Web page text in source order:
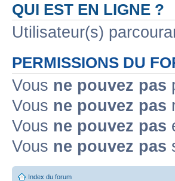
QUI EST EN LIGNE ?
Utilisateur(s)
PERMISSIONS DU
Vous ne pouvez pas
Vous ne pouvez pas
Vous ne pouvez pas
Vous ne pouvez pas
Index du forum